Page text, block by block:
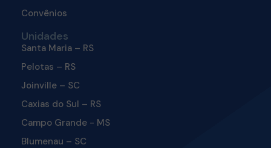
Convênios
Unidades
Santa Maria – RS
Pelotas – RS
Joinville – SC
Caxias do Sul – RS
Campo Grande - MS
Blumenau – SC